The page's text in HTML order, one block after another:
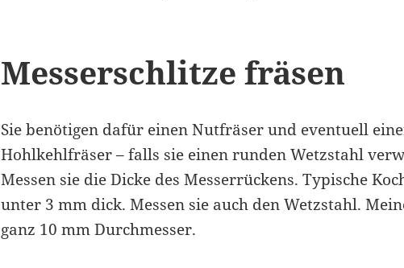
Messerschlitze fräsen
Sie benötigen dafür einen Nutfräser und eventuell
Hohlkehlfräser – falls sie einen runden Wetzstahl
Messen sie die Dicke des Messerrückens. Typische
unter 3 mm dick. Messen sie auch den Wetzstahl.
ganz 10 mm Durchmesser.